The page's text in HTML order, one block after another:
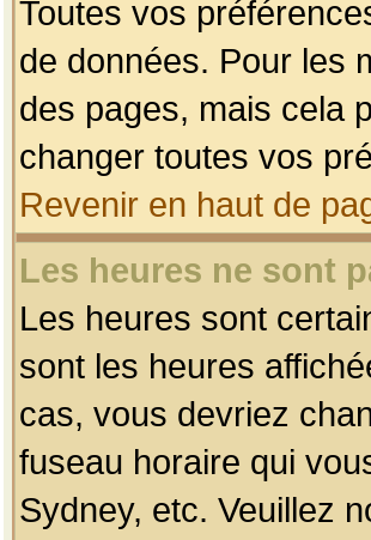
Toutes vos
de données. Pour les
des pages, mais cela
changer toutes vos
Revenir en haut de
Les heures ne sont
Les heures sont
sont les heures
cas, vous devriez
fuseau horaire qui
Sydney, etc. Veuillez